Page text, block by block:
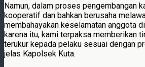
Namun, dalam proses pengembangan
kooperatif dan bahkan berusaha
membahayakan keselamatan anggota
karena itu, kami terpaksa memberikan
terukur kepada pelaku sesuai dengan
jelas Kapolsek Kuta.